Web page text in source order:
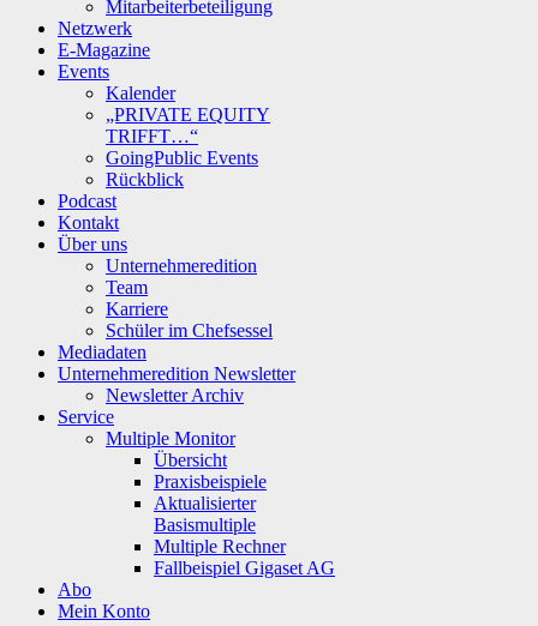
Mitarbeiterbeteiligung
Netzwerk
E-Magazine
Events
Kalender
„PRIVATE EQUITY
TRIFFT…“
GoingPublic Events
Rückblick
Podcast
Kontakt
Über uns
Unternehmeredition
Team
Karriere
Schüler im Chefsessel
Mediadaten
Unternehmeredition Newsletter
Newsletter Archiv
Service
Multiple Monitor
Übersicht
Praxisbeispiele
Aktualisierter
Basismultiple
Multiple Rechner
Fallbeispiel Gigaset AG
Abo
Mein Konto